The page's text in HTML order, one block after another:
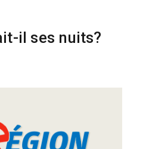
il ses nuits?